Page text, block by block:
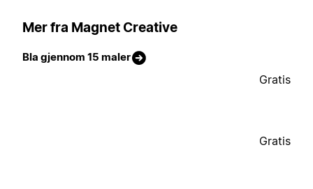
Mer fra Magnet Creative
Bla gjennom 15 maler
Gratis
Gratis